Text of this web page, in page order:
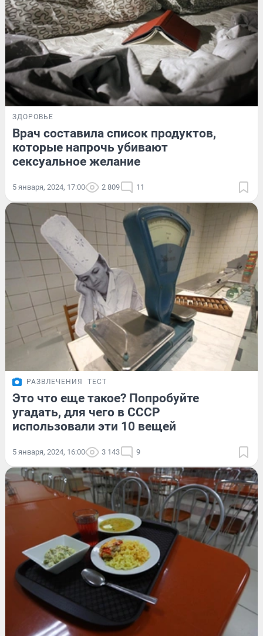
ЗДОРОВЬЕ
Врач составила список продуктов,
которые напрочь убивают
сексуальное желание
5 января, 2024, 17:00 2 809 11
РАЗВЛЕЧЕНИЯ ТЕСТ
Это что еще такое? Попробуйте
угадать, для чего в СССР
использовали эти 10 вещей
5 января, 2024, 16:00 3 143 9